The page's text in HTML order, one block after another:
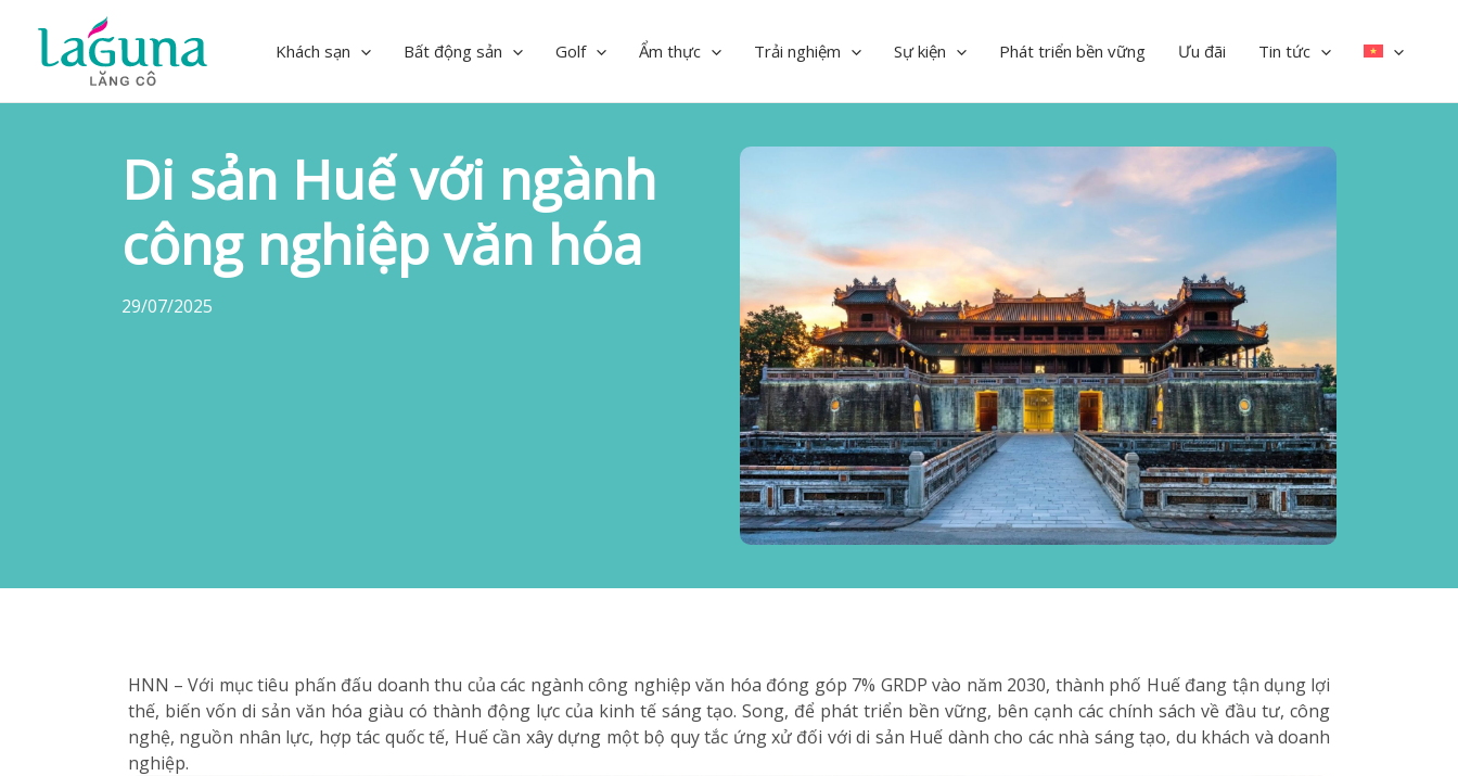
content
Khách sạn Bất động sản Golf Ẩm thực Trải nghiệm Sự kiện Phát triển bền vững Ưu đãi Tin tức
Di sản Huế với ngành
công nghiệp văn hóa
29/07/2025
HNN – Với mục tiêu phấn đấu doanh thu của các ngành công nghiệp văn hóa đóng góp 7% GRDP vào năm 2030, thành phố Huế đang tận dụng lợi
thế, biến vốn di sản văn hóa giàu có thành động lực của kinh tế sáng tạo. Song, để phát triển bền vững, bên cạnh các chính sách về đầu tư, công
nghệ, nguồn nhân lực, hợp tác quốc tế, Huế cần xây dựng một bộ quy tắc ứng xử đối với di sản Huế dành cho các nhà sáng tạo, du khách và doanh
nghiệp.